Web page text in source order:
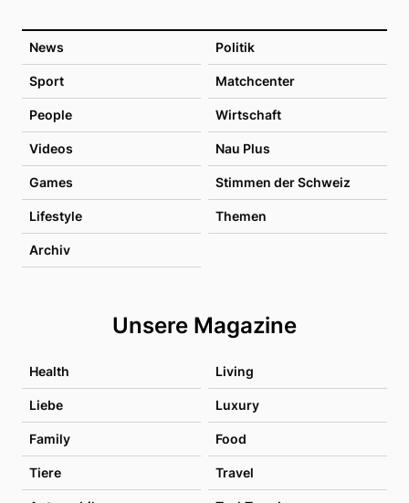
News Politik
Sport Matchcenter
People Wirtschaft
Videos Nau Plus
Games Stimmen der Schweiz
Lifestyle Themen
Archiv
Unsere Magazine
Health Living
Liebe Luxury
Family Food
Tiere Travel